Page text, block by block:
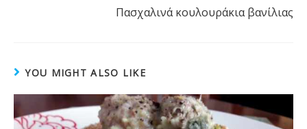
Πασχαλινά κουλουράκια βανίλιας
YOU MIGHT ALSO LIKE